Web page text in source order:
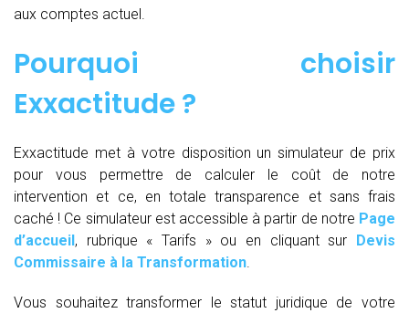
aux comptes actuel.
Pourquoi choisir
Exxactitude ?
Exxactitude met à votre disposition un simulateur de prix
pour vous permettre de calculer le coût de notre
intervention et ce, en totale transparence et sans frais
caché ! Ce simulateur est accessible à partir de notre Page
d’accueil, rubrique « Tarifs » ou en cliquant sur Devis
Commissaire à la Transformation.
Vous souhaitez transformer le statut juridique de votre